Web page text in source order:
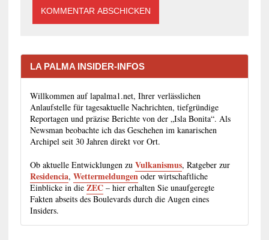
LA PALMA INSIDER-INFOS
Willkommen auf lapalma1.net, Ihrer verlässlichen
Anlaufstelle für tagesaktuelle Nachrichten, tiefgründige
Reportagen und präzise Berichte von der „Isla Bonita“. Als
Newsman beobachte ich das Geschehen im kanarischen
Archipel seit 30 Jahren direkt vor Ort.
Ob aktuelle Entwicklungen zu Vulkanismus, Ratgeber zur
Residencia, Wettermeldungenoder wirtschaftliche
Einblicke in die ZEC– hier erhalten Sie unaufgeregte
Fakten abseits des Boulevards durch die Augen eines
Insiders.